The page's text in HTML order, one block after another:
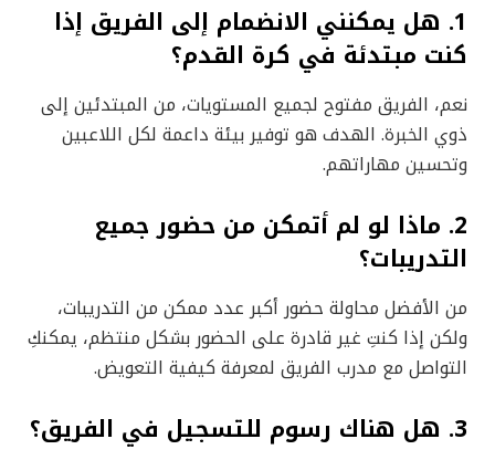
1. هل يمكنني الانضمام إلى الفريق إذا
كنت مبتدئة في كرة القدم؟
نعم، الفريق مفتوح لجميع المستويات، من المبتدئين إلى
ذوي الخبرة. الهدف هو توفير بيئة داعمة لكل اللاعبين
وتحسين مهاراتهم.
2. ماذا لو لم أتمكن من حضور جميع
التدريبات؟
من الأفضل محاولة حضور أكبر عدد ممكن من التدريبات،
ولكن إذا كنتِ غير قادرة على الحضور بشكل منتظم، يمكنكِ
التواصل مع مدرب الفريق لمعرفة كيفية التعويض.
3. هل هناك رسوم للتسجيل في الفريق؟